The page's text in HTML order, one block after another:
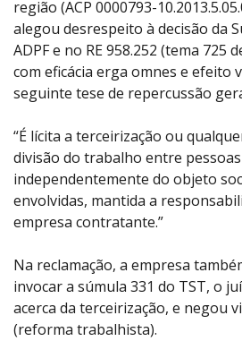
região (ACP 0000793-
alegou desrespeito à decisão da
ADPF e no RE 958.252 (tema 725
com eficácia erga omnes e efeito
seguinte tese de repercussão
“É lícita a terceirização ou
divisão do trabalho entre
independentemente do objeto
envolvidas, mantida a
empresa contratante.”
Na reclamação, a empresa
invocar a súmula 331 do TST, o
acerca da terceirização, e negou
(reforma trabalhista).